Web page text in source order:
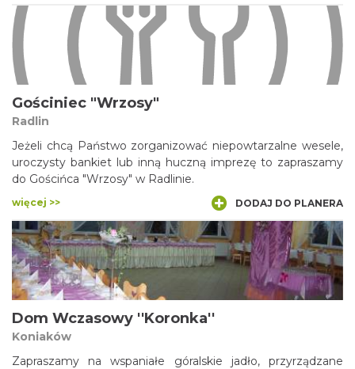
Gościniec "Wrzosy"
Radlin
Jeżeli chcą Państwo zorganizować niepowtarzalne wesele,
uroczysty bankiet lub inną huczną imprezę to zapraszamy
do Gościńca "Wrzosy" w Radlinie.
więcej >> DODAJ DO PLANERA
Dom Wczasowy ''Koronka''
Koniaków
Zapraszamy na wspaniałe góralskie jadło, przyrządzane